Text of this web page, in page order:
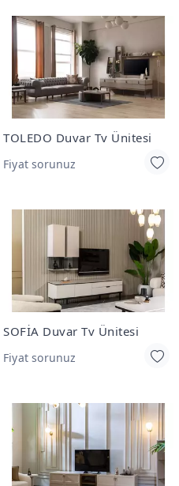
TOLEDO Duvar Tv Ünitesi
Fiyat sorunuz
SOFİA Duvar Tv Ünitesi
Fiyat sorunuz